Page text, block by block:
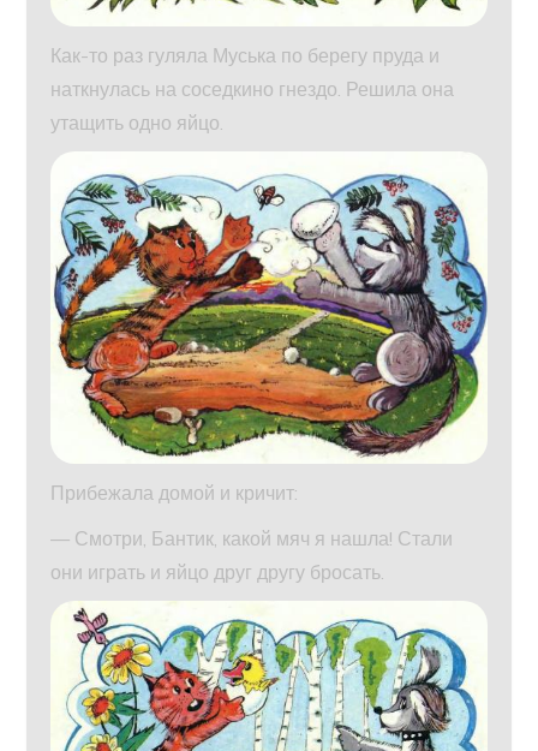
Как-то раз гуляла Муська по берегу пруда и
наткнулась на соседкино гнездо. Решила она
утащить одно яйцо.
Прибежала домой и кричит:
— Смотри, Бантик, какой мяч я нашла! Стали
они играть и яйцо друг другу бросать.